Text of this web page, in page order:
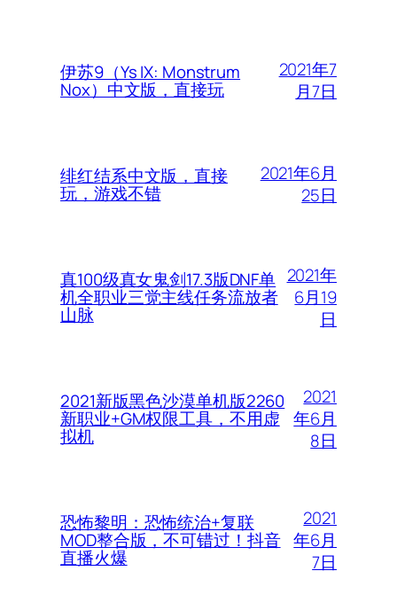
伊苏9（Ys IX: Monstrum
Nox）中文版，直接玩
2021年7
月7日
绯红结系中文版，直接
玩，游戏不错
2021年6月
25日
真100级真女鬼剑17.3版DNF单
机全职业三觉主线任务流放者
山脉
2021年
6月19
日
2021新版黑色沙漠单机版2260
新职业+GM权限工具，不用虚
拟机
2021
年6月
8日
恐怖黎明：恐怖统治+复联
MOD整合版，不可错过！抖音
直播火爆
2021
年6月
7日